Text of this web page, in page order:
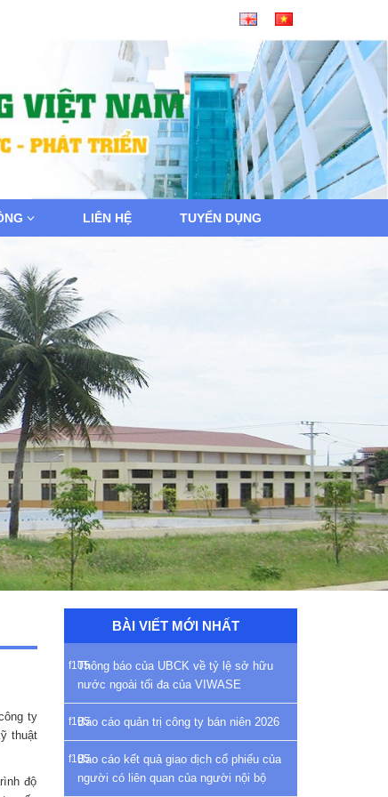
LIÊN HỆ TUYỂN DỤNG
ty
thuật
độ
BÀI VIẾT MỚI NHẤT
Thông báo của UBCK về tỷ lệ sở hữu
nước ngoài tối đa của VIWASE
Báo cáo quản trị công ty bán niên 2026
Báo cáo kết quả giao dịch cổ phiếu của
người có liên quan của người nội bộ